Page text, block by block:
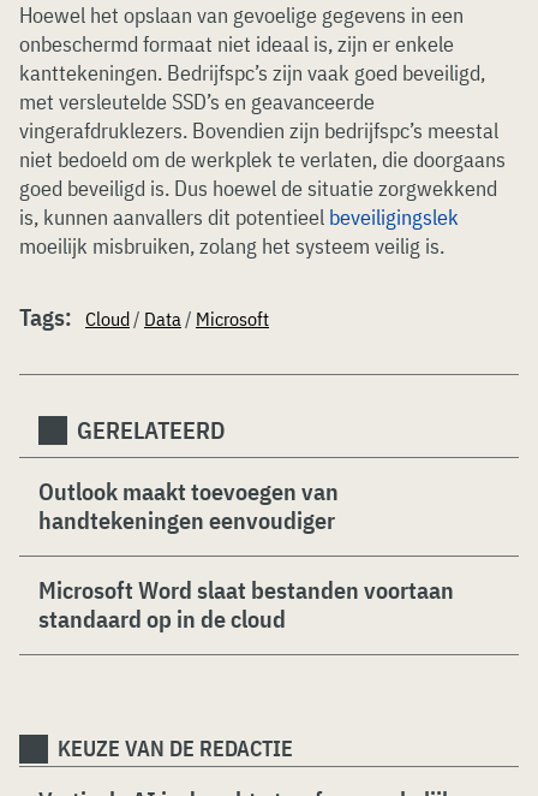
Hoewel het opslaan van gevoelige gegevens in een
onbeschermd formaat niet ideaal is, zijn er enkele
kanttekeningen. Bedrijfspc’s zijn vaak goed beveiligd,
met versleutelde SSD’s en geavanceerde
vingerafdruklezers. Bovendien zijn bedrijfspc’s meestal
niet bedoeld om de werkplek te verlaten, die doorgaans
goed beveiligd is. Dus hoewel de situatie zorgwekkend
is, kunnen aanvallers dit potentieel beveiligingslek
moeilijk misbruiken, zolang het systeem veilig is.
Tags: Cloud/ Data/ Microsoft
GERELATEERD
Outlook maakt toevoegen van
handtekeningen eenvoudiger
Microsoft Word slaat bestanden voortaan
standaard op in de cloud
KEUZE VAN DE REDACTIE